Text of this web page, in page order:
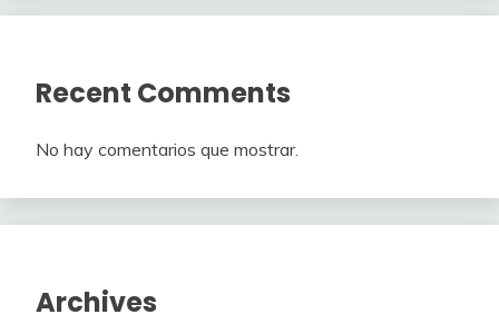
Recent Comments
No hay comentarios que mostrar.
Archives